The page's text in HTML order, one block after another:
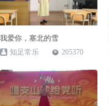
我爱你，塞北的雪
知足常乐
205370